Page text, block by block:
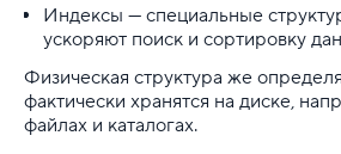
Стратегия резервного
Структура и типы файловых
Индексы — специальные
ускоряют поиск и сортировку
Физическая структура же
фактически хранятся на диске,
файлах и каталогах.